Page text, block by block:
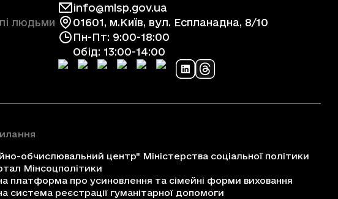
людьми
info@mlsp.gov.ua
01601, м.Київ, вул. Еспланадна, 8/10
Пн-Пт: 9:00-18:00
Обід: 13:00-14:00
обчислювальний центр" Міністерства соціальної політики
Мінсоцполітики
платформа про усиновлення та сімейні форми виховання
система реєстрації гуманітарної допомоги